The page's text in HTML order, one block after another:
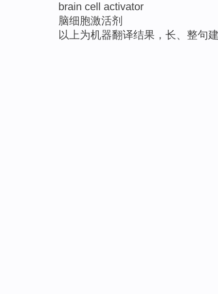
brain cell activator
脑细胞激活剂
以上为机器翻译结果，长、整句